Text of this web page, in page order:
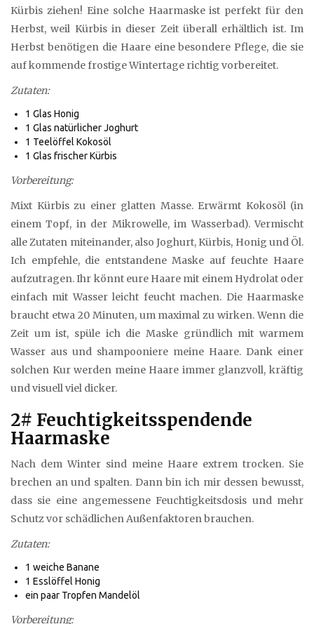
Kürbis ziehen! Eine solche Haarmaske ist perfekt für den
Herbst, weil Kürbis in dieser Zeit überall erhältlich ist. Im
Herbst benötigen die Haare eine besondere Pflege, die sie
auf kommende frostige Wintertage richtig vorbereitet.
Zutaten:
1 Glas Honig
1 Glas natürlicher Joghurt
1 Teelöffel Kokosöl
1 Glas frischer Kürbis
Vorbereitung:
Mixt Kürbis zu einer glatten Masse. Erwärmt Kokosöl (in
einem Topf, in der Mikrowelle, im Wasserbad). Vermischt
alle Zutaten miteinander, also Joghurt, Kürbis, Honig und Öl.
Ich empfehle, die entstandene Maske auf feuchte Haare
aufzutragen. Ihr könnt eure Haare mit einem Hydrolat oder
einfach mit Wasser leicht feucht machen. Die Haarmaske
braucht etwa 20 Minuten, um maximal zu wirken. Wenn die
Zeit um ist, spüle ich die Maske gründlich mit warmem
Wasser aus und shampooniere meine Haare. Dank einer
solchen Kur werden meine Haare immer glanzvoll, kräftig
und visuell viel dicker.
2# Feuchtigkeitsspendende
Haarmaske
Nach dem Winter sind meine Haare extrem trocken. Sie
brechen an und spalten. Dann bin ich mir dessen bewusst,
dass sie eine angemessene Feuchtigkeitsdosis und mehr
Schutz vor schädlichen Außenfaktoren brauchen.
Zutaten:
1 weiche Banane
1 Esslöffel Honig
ein paar Tropfen Mandelöl
Vorbereitung: